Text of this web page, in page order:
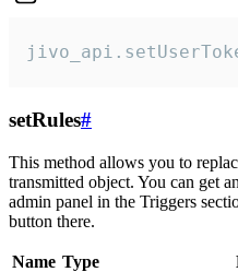
setRules#
This method allows you to
transmitted object. You can get
admin panel in the Triggers
button there.
Name Type